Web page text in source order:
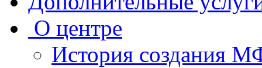
О центре
История создания